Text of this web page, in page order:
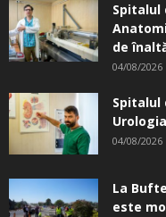
Spitalul
de
04/08/2026
Spitalul
04/08/2026
La
este